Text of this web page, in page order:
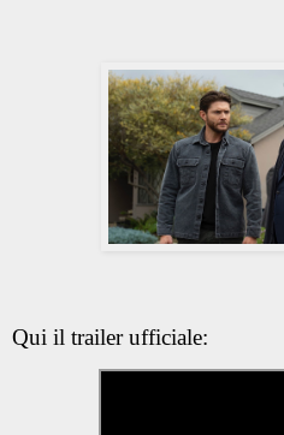
Qui il trailer ufficiale: